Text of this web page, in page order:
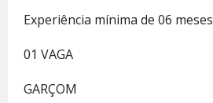
Experiência mínima de 06 meses
01 VAGA
GARÇOM